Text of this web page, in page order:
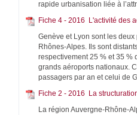
rapide urbanisation liée à
Fiche 4 - 2016 L'activité des
Genève et Lyon sont les
Rhônes-Alpes. Ils sont
respectivement 25 % et 35 %
grands aéroports nationaux.
passagers par an et celui de
Fiche 2 - 2016 La
La région Auvergne-Rhône-